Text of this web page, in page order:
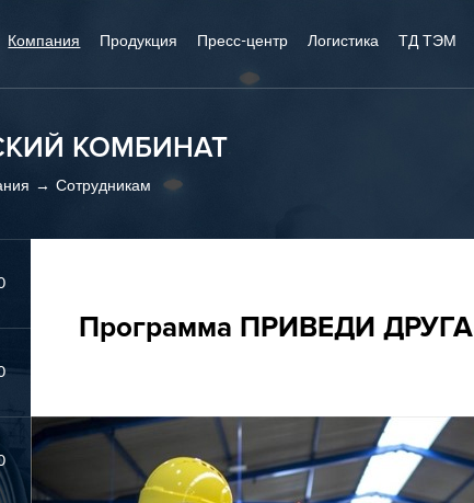
Компания Продукция Пресс-центр Логистика ТД ТЭМ
КОМБИНАТ
Сотрудникам
Программа ПРИВЕДИ ДРУГА